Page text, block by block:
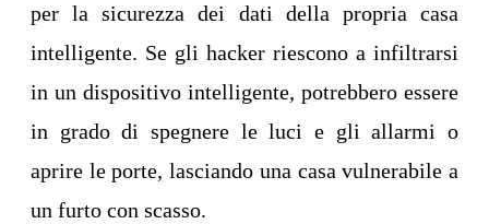
per la sicurezza dei dati della propria casa
intelligente. Se gli hacker riescono a infiltrarsi
in un dispositivo intelligente, potrebbero essere
in grado di spegnere le luci e gli allarmi o
aprire le porte, lasciando una casa vulnerabile a
un furto con scasso.